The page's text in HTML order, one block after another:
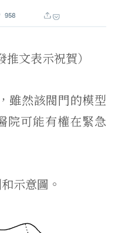
推文表示祝賀）
雖然該閥門的模型
院可能有權在緊急
示意圖。